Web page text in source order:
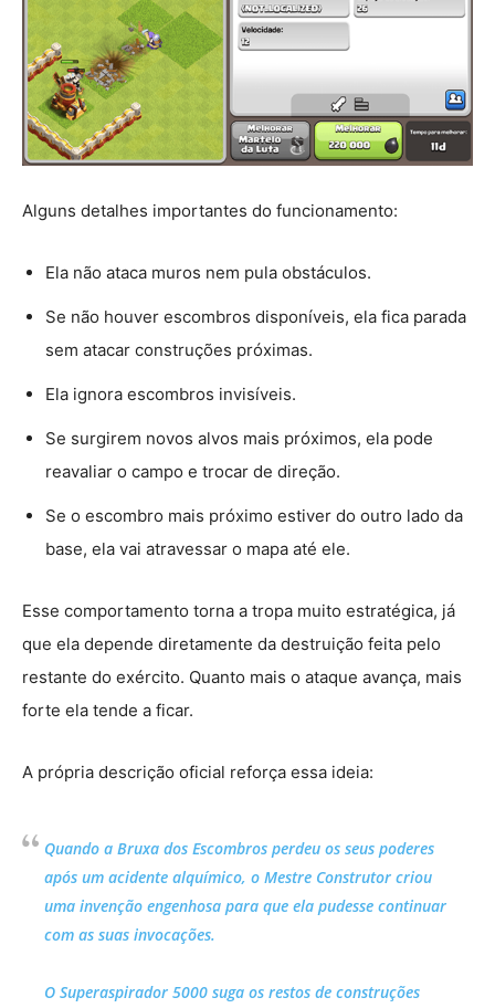
Alguns detalhes importantes do funcionamento:
Ela não ataca muros nem pula obstáculos.
Se não houver escombros disponíveis, ela fica parada
sem atacar construções próximas.
Ela ignora escombros invisíveis.
Se surgirem novos alvos mais próximos, ela pode
reavaliar o campo e trocar de direção.
Se o escombro mais próximo estiver do outro lado da
base, ela vai atravessar o mapa até ele.
Esse comportamento torna a tropa muito estratégica, já
que ela depende diretamente da destruição feita pelo
restante do exército. Quanto mais o ataque avança, mais
forte ela tende a ficar.
A própria descrição oficial reforça essa ideia:
Quando a Bruxa dos Escombros perdeu os seus poderes
após um acidente alquímico, o Mestre Construtor criou
uma invenção engenhosa para que ela pudesse continuar
com as suas invocações.
O Superaspirador 5000 suga os restos de construções